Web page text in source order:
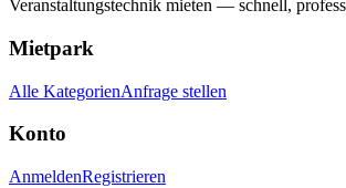
Veranstaltungstechnik mieten — schnell,
Mietpark
Alle KategorienAnfrage stellen
Konto
AnmeldenRegistrieren